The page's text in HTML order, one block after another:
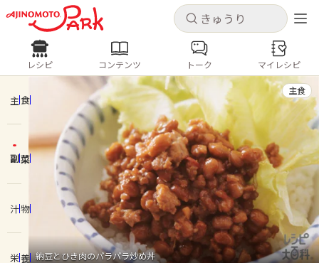
キャンセル
ログインするとレシピを保存できます
ログイン 新規登録
ホーム
コンテンツ
レシピ
キャンセル
レシピ コンテンツ
人気の食材・レシピ
きゅうり なす トマト
とうもろこし
ピーマン
みょうが ゴーヤ
レシピ コンテンツ トーク マイレシピ
主食
副菜
汁物
栄養 納豆とひき肉のパラパラ炒め丼
主食